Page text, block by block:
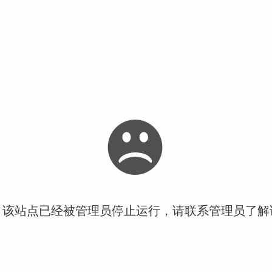
站点已经被管理员停止运行，请联系管理员了